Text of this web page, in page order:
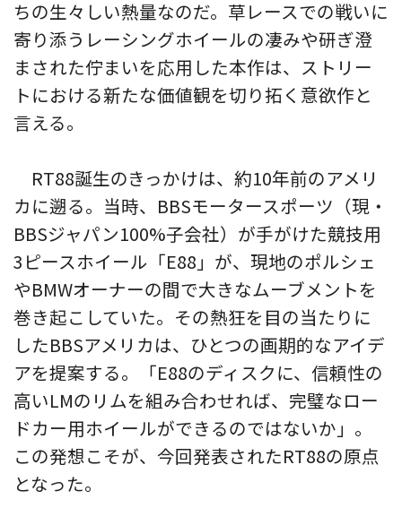
ちの生々しい熱量なのだ。草レースでの戦いに
寄り添うレーシングホイールの凄みや研ぎ澄
まされた佇まいを応用した本作は、ストリー
トにおける新たな価値観を切り拓く意欲作と
言える。
RT88誕生のきっかけは、約10年前のアメリ
カに遡る。当時、BBSモータースポーツ（現・
BBSジャパン100%子会社）が手がけた競技用
3ピースホイール「E88」が、現地のポルシェ
やBMWオーナーの間で大きなムーブメントを
巻き起こしていた。その熱狂を目の当たりに
したBBSアメリカは、ひとつの画期的なアイデ
アを提案する。「E88のディスクに、信頼性の
高いLMのリムを組み合わせれば、完璧なロー
ドカー用ホイールができるのではないか」。
この発想こそが、今回発表されたRT88の原点
となった。